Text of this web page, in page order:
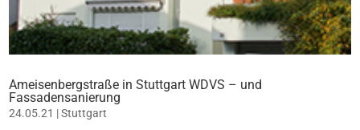
Ameisenbergstraße in Stuttgart WDVS – und
Fassadensanierung
24.05.21 |Stuttgart